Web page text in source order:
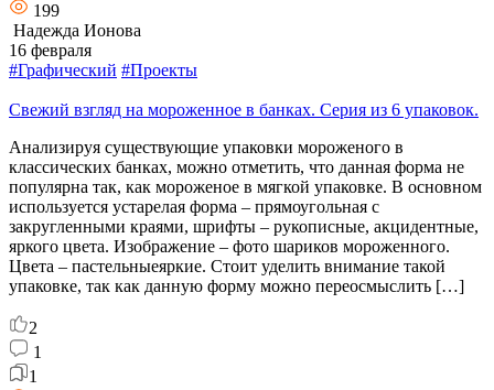
199
Надежда Ионова
16 февраля
#Графический #Проекты
Свежий взгляд на мороженное в банках. Серия из 6 упаковок.
Анализируя существующие упаковки мороженого в
классических банках, можно отметить, что данная форма не
популярна так, как мороженое в мягкой упаковке. В основном
используется устарелая форма – прямоугольная с
закругленными краями, шрифты – рукописные, акцидентные,
яркого цвета. Изображение – фото шариков мороженного.
Цвета – пастельныеяркие. Стоит уделить внимание такой
упаковке, так как данную форму можно переосмыслить […]
2
1
1